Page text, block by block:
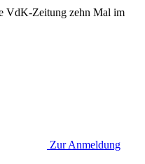
VdK-Zeitung zehn Mal im
Zur Anmeldung